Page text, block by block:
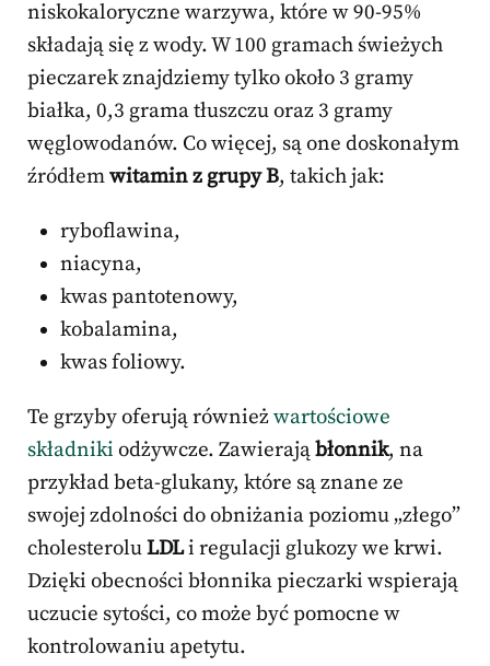
niskokaloryczne warzywa, które w 90-95%
składają się z wody. W 100 gramach świeżych
pieczarek znajdziemy tylko około 3 gramy
białka, 0,3 grama tłuszczu oraz 3 gramy
węglowodanów. Co więcej, są one doskonałym
źródłemwitamin z grupy B, takich jak:
ryboflawina,
niacyna,
kwas pantotenowy,
kobalamina,
kwas foliowy.
Te grzyby oferują równieżwartościowe
składniki odżywcze. Zawierająbłonnik, na
przykład beta-glukany, które są znane ze
swojej zdolności do obniżania poziomu „złego”
cholesteroluLDLi regulacji glukozy we krwi.
Dzięki obecności błonnika pieczarki wspierają
uczucie sytości, co może być pomocne w
kontrolowaniu apetytu.